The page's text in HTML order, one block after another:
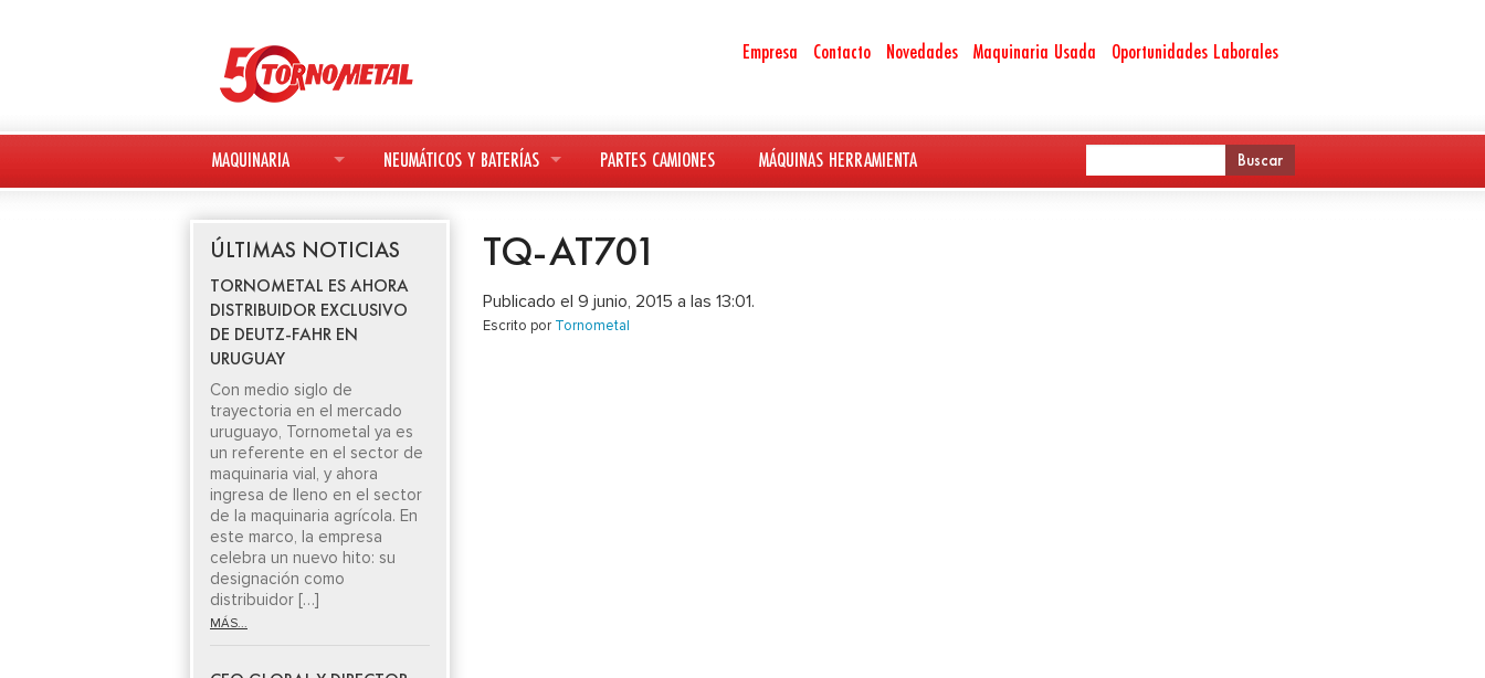
Empresa Contacto Novedades Maquinaria Usada Oportunidades Laborales
MAQUINARIA
MAQUINARIA NUEVA
MAQUINARIA USADA
DEUTZ-FAHR
AVANT
KESLA
NEUMÁTICOS Y BATERÍAS
NEUMÁTICOS
BATERÍAS
PARTES CAMIONES MÁQUINAS HERRAMIENTA
TQ-AT701
Publicado el 9 junio, 2015 a las 13:01.
Escrito por Tornometal
ÚLTIMAS NOTICIAS
TORNOMETAL ES AHORA
DISTRIBUIDOR EXCLUSIVO
DE DEUTZ-FAHR EN
URUGUAY
Con medio siglo de
trayectoria en el mercado
uruguayo, Tornometal ya es
un referente en el sector de
maquinaria vial, y ahora
ingresa de lleno en el sector
de la maquinaria agrícola. En
este marco, la empresa
celebra un nuevo hito: su
designación como
distribuidor […]
MÁS...